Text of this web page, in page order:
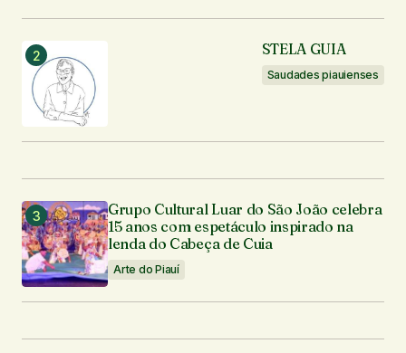
STELA GUIA
Saudades piauienses
Grupo Cultural Luar do São João celebra
15 anos com espetáculo inspirado na
lenda do Cabeça de Cuia
Arte do Piauí